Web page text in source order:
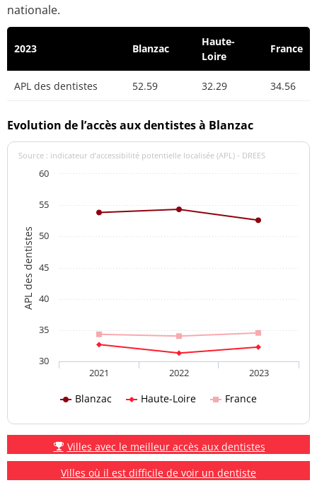
nationale.
2023 Blanzac
Haute-
Loire
France
APL des dentistes 52.59 32.29 34.56
Evolution de l’accès aux dentistes à Blanzac
APL des dentistes
Source : indicateur d’accessibilité potentielle localisée (APL) - DREES
Blanzac Haute-Loire France
2021 2022 2023
30
35
40
45
50
55
60
Villes avec le meilleur accès aux dentistes
Villes où il est difficile de voir un dentiste